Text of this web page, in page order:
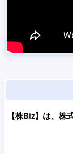
【株Biz】は、株